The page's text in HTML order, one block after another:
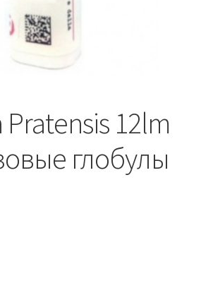
12lm
глобулы